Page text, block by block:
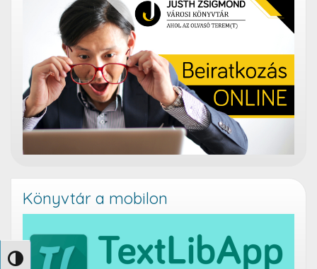
Nagy kontraszt váltása
Könyvtár a mobilon